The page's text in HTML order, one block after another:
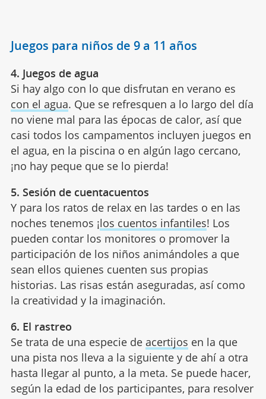
Juegos para niños de 9 a 11 años
4. Juegos de agua
Si hay algo con lo que disfrutan en verano es
con el agua. Que se refresquen a lo largo del día
no viene mal para las épocas de calor, así que
casi todos los campamentos incluyen juegos en
el agua, en la piscina o en algún lago cercano,
¡no hay peque que se lo pierda!
5. Sesión de cuentacuentos
Y para los ratos de relax en las tardes o en las
noches tenemos ¡los cuentos infantiles! Los
pueden contar los monitores o promover la
participación de los niños animándoles a que
sean ellos quienes cuenten sus propias
historias. Las risas están aseguradas, así como
la creatividad y la imaginación.
6. El rastreo
Se trata de una especie de acertijos en la que
una pista nos lleva a la siguiente y de ahí a otra
hasta llegar al punto, a la meta. Se puede hacer,
según la edad de los participantes, para resolver